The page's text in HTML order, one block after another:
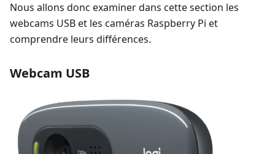
Nous allons donc examiner dans cette section les
webcams USB et les caméras Raspberry Pi et
comprendre leurs différences.
Webcam USB